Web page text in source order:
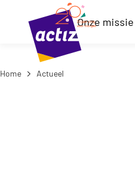
Naar hoofdinhoud
Naar menu
Naar de homepage
Onze missie
Home Actueel